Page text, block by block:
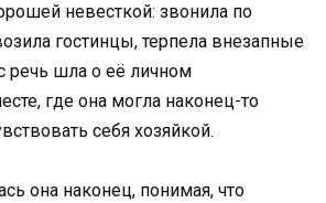
невесткой: звонила по
гостинцы, терпела внезапные
речь шла о её личном
где она могла наконец-то
себя хозяйкой.
она наконец, понимая, что